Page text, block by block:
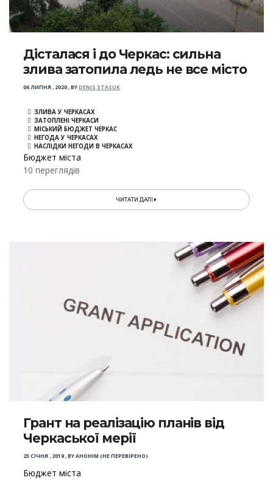
Дісталася і до Черкас: сильна
злива затопила ледь не все місто
06 ЛИПНЯ , 2020,BYDENIS STASUK
ЗЛИВА У ЧЕРКАСАХ
ЗАТОПЛЕНІ ЧЕРКАСИ
МІСЬКИЙ БЮДЖЕТ ЧЕРКАС
НЕГОДА У ЧЕРКАСАХ
НАСЛІДКИ НЕГОДИ В ЧЕРКАСАХ
Бюджет міста
10 переглядів
ЧИТАТИ ДАЛІ
Грант на реалізацію планів від
Черкаської мерії
23 СІЧНЯ , 2019,BYАНОНІМ (НЕ ПЕРЕВІРЕНО)
Бюджет міста